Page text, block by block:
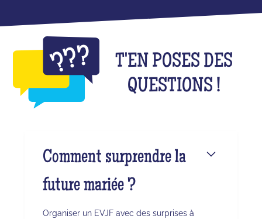
T'EN POSES DES
QUESTIONS !
Comment surprendre la
future mariée ?
Organiser un EVJF avec des surprises à